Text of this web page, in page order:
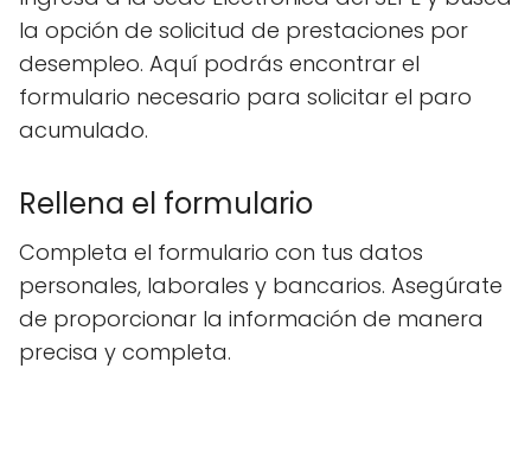
la opción de solicitud de prestaciones por
desempleo. Aquí podrás encontrar el
formulario necesario para solicitar el paro
acumulado.
Rellena el formulario
Completa el formulario con tus datos
personales, laborales y bancarios. Asegúrate
de proporcionar la información de manera
precisa y completa.